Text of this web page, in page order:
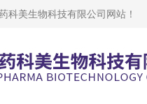
科美生物科技有限公司网站 ！